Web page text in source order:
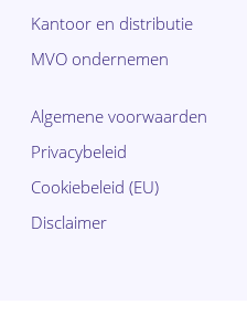
Kantoor en distributie
MVO ondernemen
Algemene voorwaarden
Privacybeleid
Cookiebeleid (EU)
Disclaimer